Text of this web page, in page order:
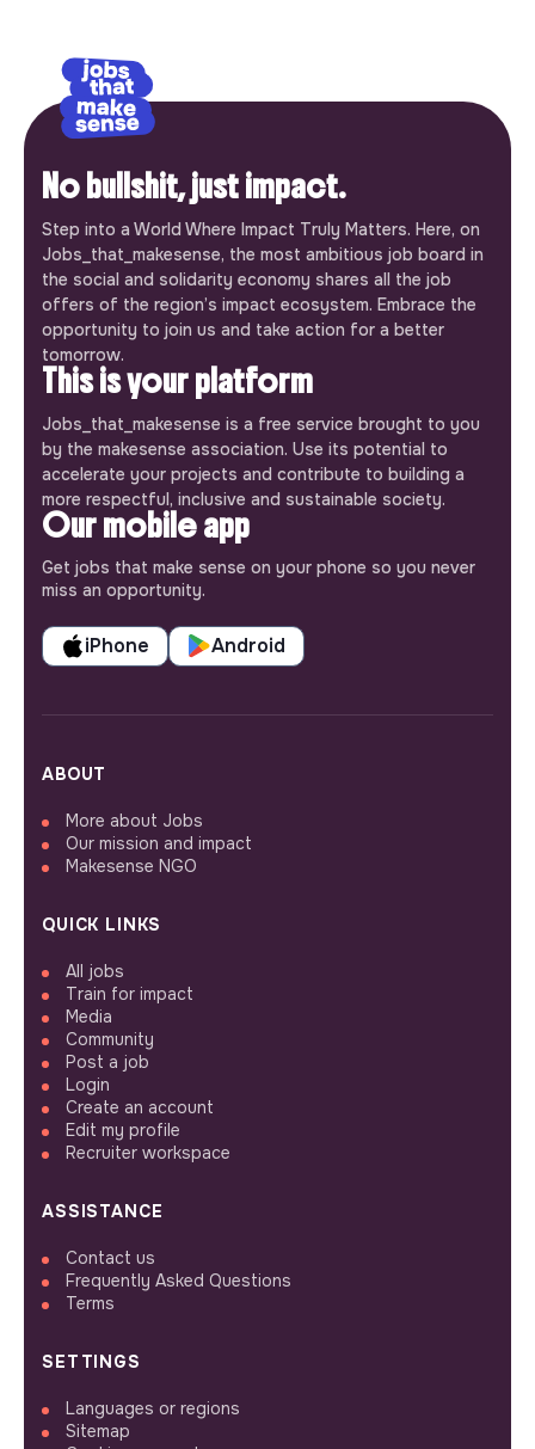
No bullshit, just impact.
Step into a World Where Impact Truly Matters. Here, on
Jobs_that_makesense, the most ambitious job board in
the social and solidarity economy shares all the job
offers of the region’s impact ecosystem. Embrace the
opportunity to join us and take action for a better
tomorrow.
This is your platform
Jobs_that_makesense is a free service brought to you
by the makesense association. Use its potential to
accelerate your projects and contribute to building a
more respectful, inclusive and sustainable society.
Our mobile app
Get jobs that make sense on your phone so you never
miss an opportunity.
iPhone Android
ABOUT
More about Jobs
Our mission and impact
Makesense NGO
QUICK LINKS
All jobs
Train for impact
Media
Community
Post a job
Login
Create an account
Edit my profile
Recruiter workspace
ASSISTANCE
Contact us
Frequently Asked Questions
Terms
SETTINGS
Languages or regions
Sitemap